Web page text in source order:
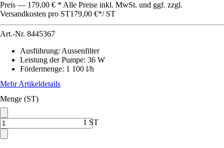
Preis — 179,00 € * Alle Preise inkl. MwSt. und ggf. zzgl.
Versandkosten pro ST179,00 €*/ ST
Art.-Nr. 8445367
Ausführung: Aussenfilter
Leistung der Pumpe: 36 W
Fördermenge: 1 100 l/h
Mehr Artikeldetails
Menge (ST)
1 ST